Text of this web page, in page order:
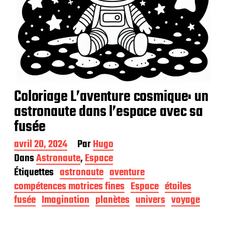
Coloriage L’aventure cosmique: un
astronaute dans l’espace avec sa
fusée
D
a
t
e
d
e
p
avril 20, 2024 ParHugo
DansAstronaute,Espace
Étiquettes astronaute aventure
compétences motrices fines Espace étoiles
fusée Imagination planètes univers voyage